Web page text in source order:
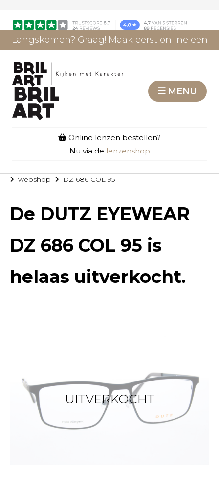
Langskomen? Graag! Maak eerst online een
MENU
Online lenzen bestellen?
Nu via de lenzenshop
webshop DZ 686 COL 95
De DUTZ EYEWEAR
DZ 686 COL 95 is
helaas uitverkocht.
UITVERKOCHT